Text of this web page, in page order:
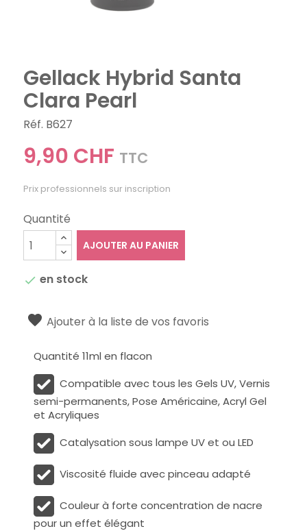
Gellack Hybrid Santa
Clara Pearl
Réf. B627
9,90 CHF TTC
Prix professionnels sur inscription
Quantité
AJOUTER AU PANIER
 en stock
Ajouter à la liste de vos favoris
Quantité 11ml en flacon
Compatible avec tous les Gels UV, Vernis
semi-permanents, Pose Américaine, Acryl Gel
et Acryliques
Catalysation sous lampe UV et ou LED
Viscosité fluide avec pinceau adapté
Couleur à forte concentration de nacre
pour un effet élégant